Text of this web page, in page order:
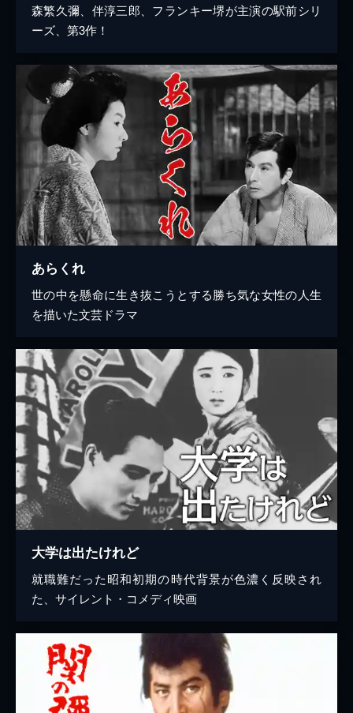
森繁久彌、伴淳三郎、フランキー堺が主演の駅前シリ
ーズ、第3作！
あらくれ
世の中を懸命に生き抜こうとする勝ち気な女性の人生
を描いた文芸ドラマ
大学は出たけれど
就職難だった昭和初期の時代背景が色濃く反映され
た、サイレント・コメディ映画